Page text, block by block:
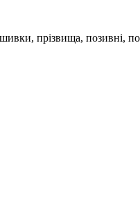
прізвища, позивні,